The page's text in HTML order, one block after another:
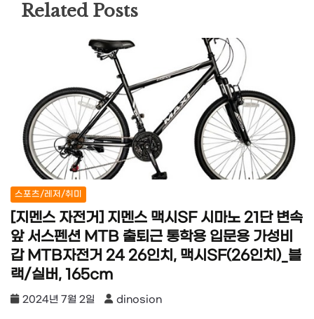
Related Posts
스포츠/레저/취미
[지멘스 자전거] 지멘스 맥시SF 시마노 21단 변속
앞 서스펜션 MTB 출퇴근 통학용 입문용 가성비
갑 MTB자전거 24 26인치, 맥시SF(26인치)_블
랙/실버, 165cm
2024년 7월 2일 dinosion